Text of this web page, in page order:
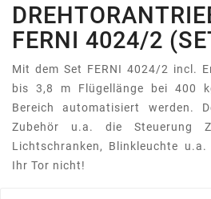
FERNI 4024/2
Mit dem Set FERNI 4024/2 incl.
bis 3,8 m Flügellänge bei 400
Bereich automatisiert werden.
Zubehör u.a. die Steuerung
Lichtschranken, Blinkleuchte
Ihr Tor nicht!